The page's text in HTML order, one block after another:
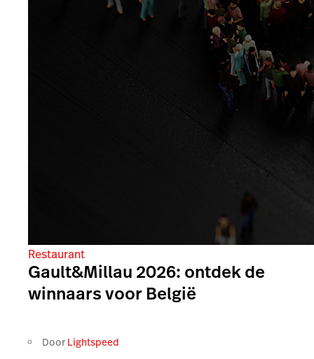
Restaurant
Gault&Millau 2026: ontdek de
winnaars voor België
Door Lightspeed